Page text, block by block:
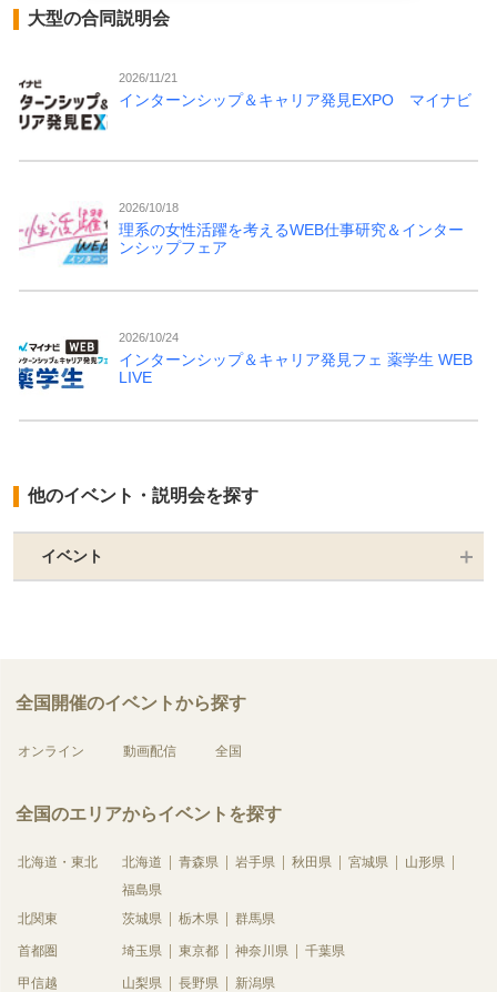
大型の合同説明会
2026/11/21
インターンシップ＆キャリア発見EXPO マイナビ
2026/10/18
理系の女性活躍を考えるWEB仕事研究＆インター
ンシップフェア
2026/10/24
インターンシップ＆キャリア発見フェ 薬学生 WEB
LIVE
他のイベント・説明会を探す
イベント
全国開催のイベントから探す
オンライン 動画配信 全国
全国のエリアからイベントを探す
北海道・東北 北海道 青森県 岩手県 秋田県 宮城県
山形県
福島県
北関東
茨城県 栃木県 群馬県
首都圏 埼玉県 東京都 神奈川県 千葉県
甲信越 山梨県 長野県 新潟県